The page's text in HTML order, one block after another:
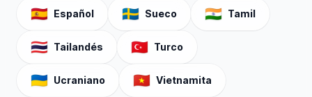
🇪🇸 Español 🇸🇪 Sueco 🇮🇳 Tamil
🇹🇭 Tailandés 🇹🇷 Turco
🇺🇦 Ucraniano 🇻🇳 Vietnamita